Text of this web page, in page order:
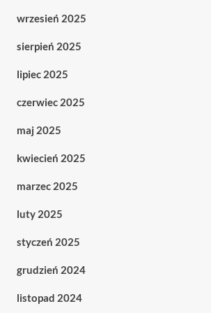
wrzesień 2025
sierpień 2025
lipiec 2025
czerwiec 2025
maj 2025
kwiecień 2025
marzec 2025
luty 2025
styczeń 2025
grudzień 2024
listopad 2024